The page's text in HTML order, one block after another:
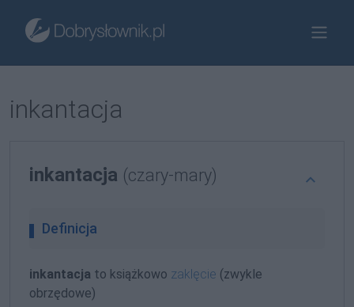
inkantacja
inkantacja (czary-mary)
Definicja
inkantacja to książkowo zaklęcie (zwykle
obrzędowe)